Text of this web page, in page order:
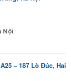
Nội
– 187 Lò Đúc, Hai